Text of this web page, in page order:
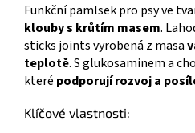
Funkční pamlsek pro psy ve
klouby s krůtím masem.
sticks joints vyrobená z masa
teplotě.S glukosaminem a
které podporují rozvoj a
Klíčové vlastnosti: